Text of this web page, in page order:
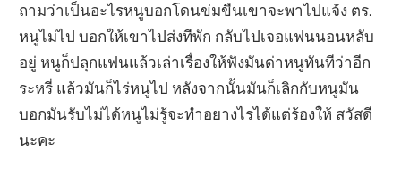
ถามว่าเป็นอะไรหนูบอกโดนข่มขืนเขาจะพาไปแจ้ง ตร.
หนูไม่ไป บอกให้เขาไปส่งทีพัก กลับไปเจอแฟนนอนหลับ
อยู่ หนูก็ปลุกแฟนแล้วเล่าเรื่องให้ฟังมันด่าหนูทันทีว่าอีก
ระหรี่ แล้วมันก็ไร่หนูไป หลังจากนั้นมันก็เลิกกับหนูมัน
บอกมันรับไม่ได้หนูไม่รู้จะทำอยางไรได้แต่ร้องให้ สวัสดี
นะคะ